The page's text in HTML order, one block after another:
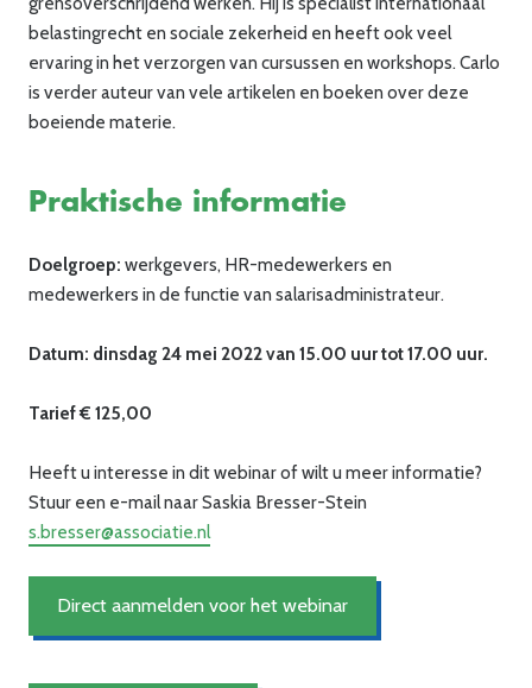
belastingrecht en sociale zekerheid en heeft ook veel
ervaring in het verzorgen van cursussen en workshops. Carlo
is verder auteur van vele artikelen en boeken over deze
boeiende materie.
Praktische informatie
Doelgroep: werkgevers, HR-medewerkers en
medewerkers in de functie van salarisadministrateur.
Datum: dinsdag 24 mei 2022 van 15.00 uur tot 17.00 uur.
Tarief € 125,00
Heeft u interesse in dit webinar of wilt u meer informatie?
Stuur een e-mail naar Saskia Bresser-Stein
s.bresser@associatie.nl
Direct aanmelden voor het webinar